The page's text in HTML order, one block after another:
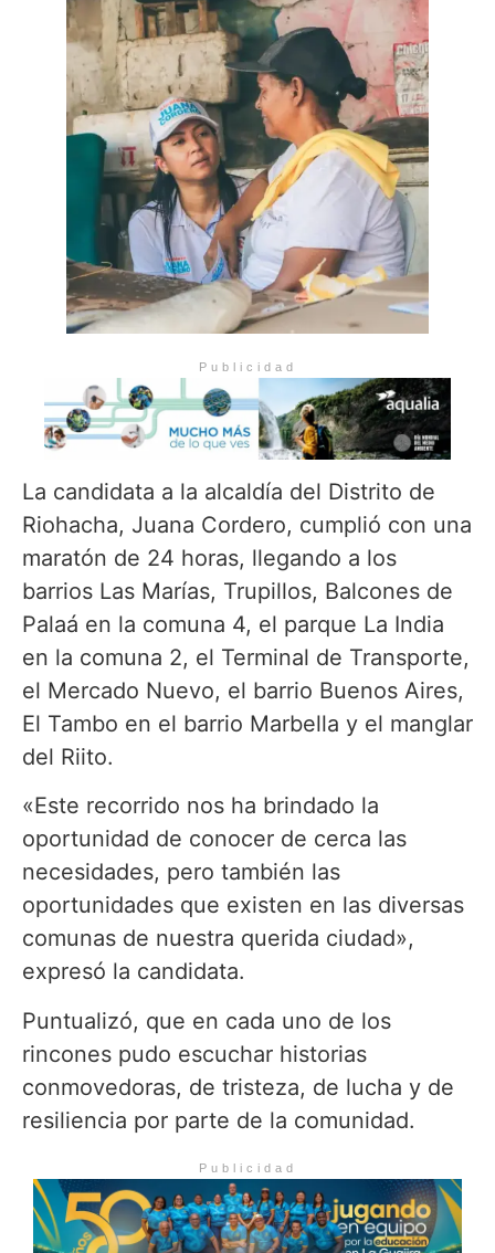
Publicidad
La candidata a la alcaldía del Distrito de
Riohacha, Juana Cordero, cumplió con una
maratón de 24 horas, llegando a los
barrios Las Marías, Trupillos, Balcones de
Palaá en la comuna 4, el parque La India
en la comuna 2, el Terminal de Transporte,
el Mercado Nuevo, el barrio Buenos Aires,
El Tambo en el barrio Marbella y el manglar
del Riito.
«Este recorrido nos ha brindado la
oportunidad de conocer de cerca las
necesidades, pero también las
oportunidades que existen en las diversas
comunas de nuestra querida ciudad»,
expresó la candidata.
Puntualizó, que en cada uno de los
rincones pudo escuchar historias
conmovedoras, de tristeza, de lucha y de
resiliencia por parte de la comunidad.
Publicidad